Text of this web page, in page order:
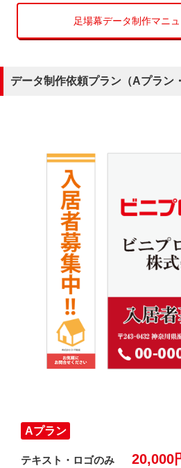
足場幕データ制作マニ
データ制作依頼プラン（Aプラン
Aプラン
テキスト・ロゴのみ 20,000